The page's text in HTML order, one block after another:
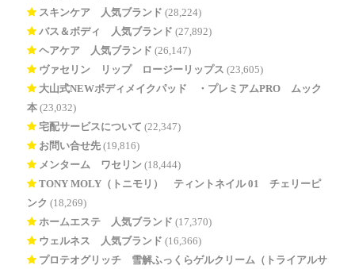
スキンケア 人気ブランド (28,224)
バス＆ボディ 人気ブランド (27,892)
ヘアケア 人気ブランド (26,147)
ヴァセリン リップ ロージーリップス (23,605)
大山式NEWボディメイクパッド®・プレミアムPRO ムック
本 (23,032)
宅配サービスについて (22,347)
お問い合せ先 (19,816)
メンターム ワセリン (18,444)
TONY MOLY（トニモリ） ティントネイル 01 チェリーピ
ンク (18,269)
ホームエステ 人気ブランド (17,370)
ウェルネス 人気ブランド (16,366)
プロテオグリッチ 雪解ふっくらゲルクリーム（トライアルサ